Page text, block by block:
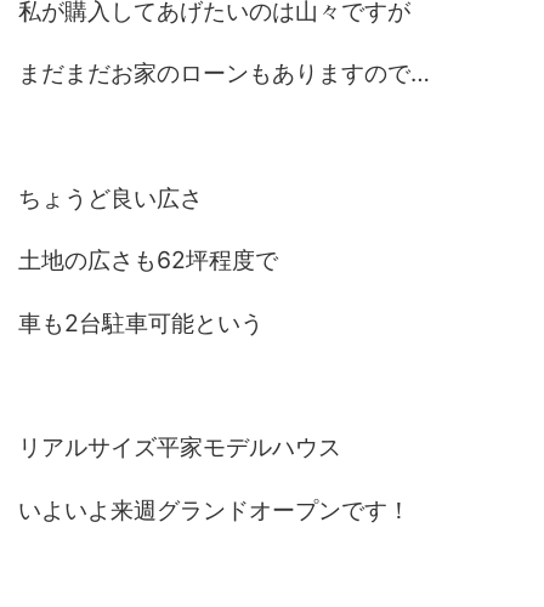
私が購入してあげたいのは山々ですが
まだまだお家のローンもありますので…
ちょうど良い広さ
土地の広さも62坪程度で
車も2台駐車可能という
リアルサイズ平家モデルハウス
いよいよ来週グランドオープンです！